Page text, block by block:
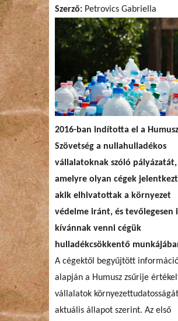
Szerző: Petrovics Gabriella
2016-ban indította el a Humusz
Szövetség a nullahulladékos
vállalatoknak szóló pályázatát,
amelyre olyan cégek
akik elhivatottak a környezet
védelme iránt, és tevőlegesen
kívánnak venni cégük
hulladékcsökkentő
A cégektől begyűjtött
alapján a Humusz zsűrije
vállalatok
aktuális állapot szerint. Az első